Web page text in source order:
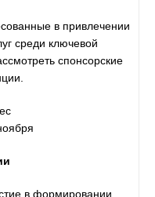
в привлечении
среди ключевой
спонсорские
в формировании